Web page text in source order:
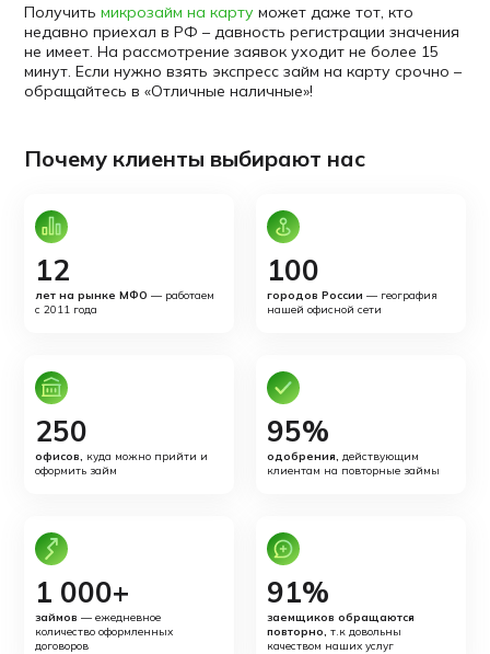
Получитьмикрозайм на карту может даже тот, кто
недавно приехал в РФ – давность регистрации значения
не имеет. На рассмотрение заявок уходит не более 15
минут. Если нужно взять экспресс займ на карту срочно –
обращайтесь в «Отличные наличные»!
Почему клиенты выбирают нас
12
лет на рынке МФО — работаем
с 2011 года
100
городов России — география
нашей офисной сети
250
офисов, куда можно прийти и
оформить займ
95%
одобрения, действующим
клиентам на повторные займы
1 000+
займов — ежедневное
количество оформленных
договоров
91%
заемщиков обращаются
повторно, т.к довольны
качеством наших услуг